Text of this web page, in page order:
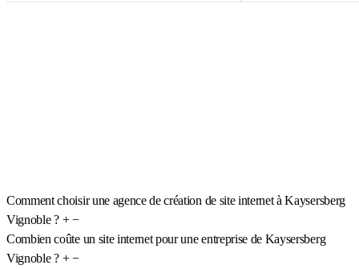
Comment choisir une agence de création de site internet à Kaysersberg
Vignoble ? + −
Combien coûte un site internet pour une entreprise de Kaysersberg
Vignoble ? + −